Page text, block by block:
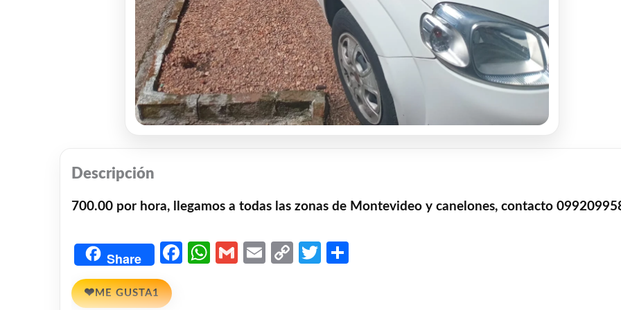
Descripción
700.00 por hora, llegamos a todas las zonas de Montevideo y canelones, contacto
Share Facebook
WhatsApp
GmailEmailCopyTwitter
❤ME GUSTA1